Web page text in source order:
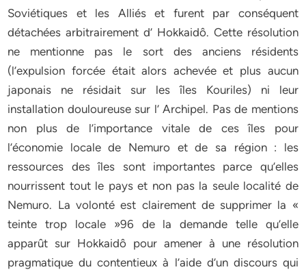
Soviétiques et les Alliés et furent par conséquent
détachées arbitrairement d’ Hokkaidô. Cette résolution
ne mentionne pas le sort des anciens résidents
(l’expulsion forcée était alors achevée et plus aucun
japonais ne résidait sur les îles Kouriles) ni leur
installation douloureuse sur l’ Archipel. Pas de mentions
non plus de l’importance vitale de ces îles pour
l’économie locale de Nemuro et de sa région : les
ressources des îles sont importantes parce qu’elles
nourrissent tout le pays et non pas la seule localité de
Nemuro. La volonté est clairement de supprimer la «
teinte trop locale »96 de la demande telle qu’elle
apparût sur Hokkaidô pour amener à une résolution
pragmatique du contentieux à l’aide d’un discours qui